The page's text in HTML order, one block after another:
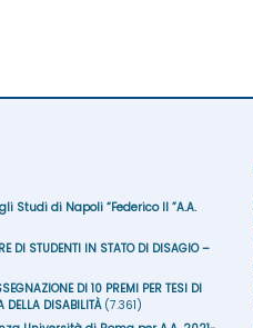
Studi di Napoli “Federico II ”A.A.
DI STUDENTI IN STATO DI DISAGIO –
DI 10 PREMI PER TESI DI
DELLA DISABILITÀ (7.361)